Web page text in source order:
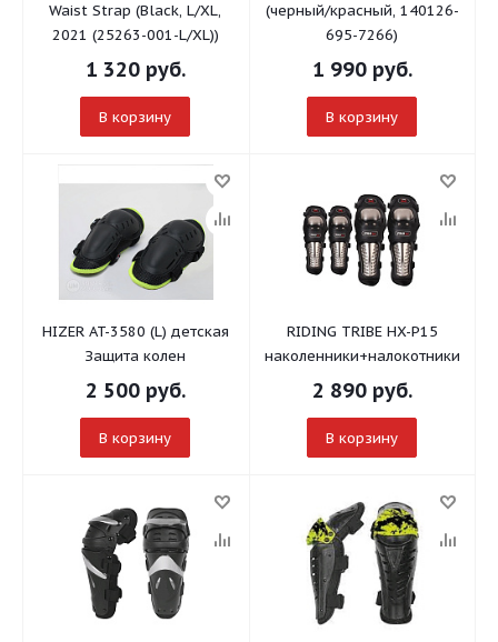
Waist Strap (Black, L/XL,
2021 (25263-001-L/XL))
1 320руб.
В корзину
(черный/красный, 140126-
695-7266)
1 990руб.
В корзину
HIZER AT-3580 (L) детская
Защита колен
2 500руб.
В корзину
RIDING TRIBE HX-P15
наколенники+налокотники
2 890руб.
В корзину